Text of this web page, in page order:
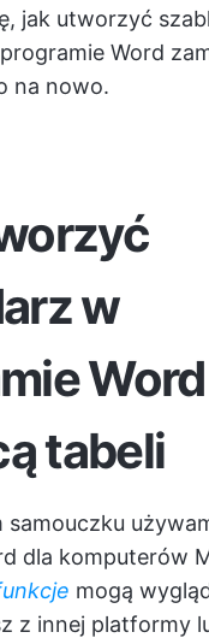
jak utworzyć
Word
na nowo.
w
tabeli
samouczku
dla komputerów
mogą
z innej platformy